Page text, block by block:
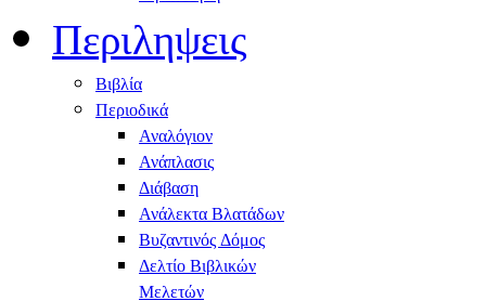
Περιληψεις
Βιβλία
Περιοδικά
Αναλόγιον
Ανάπλασις
Διάβαση
Ανάλεκτα Βλατάδων
Βυζαντινός Δόμος
Δελτίο Βιβλικών
Μελετών